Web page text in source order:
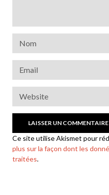
Ce site utilise Akismet pour
plus sur la façon dont les
traitées.